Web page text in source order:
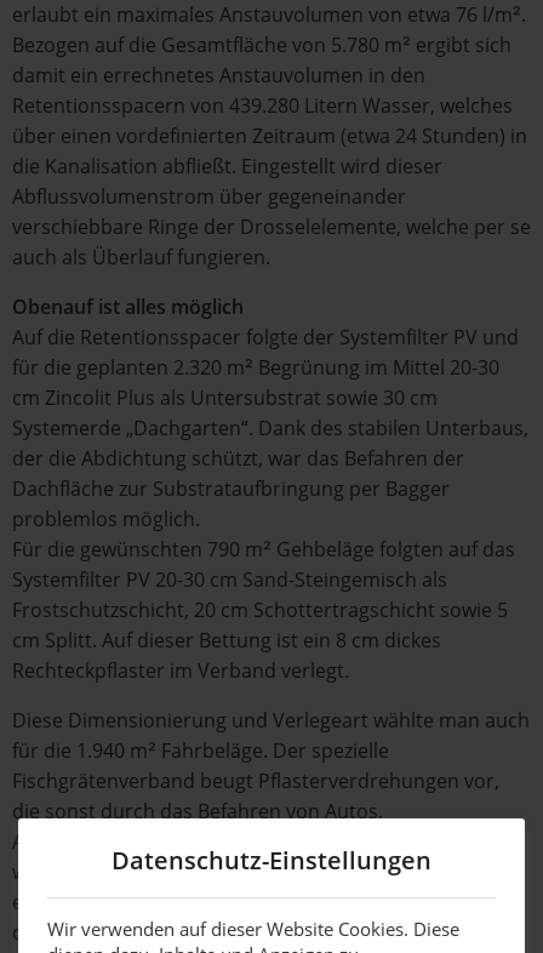
erlaubt ein maximales Anstauvolumen von etwa 76 l/m².
Bezogen auf die Gesamtfläche von 5.780 m² ergibt sich
damit ein errechnetes Anstauvolumen in den
Retentionsspacern von 439.280 Litern Wasser, welches
über einen vordefinierten Zeitraum (etwa 24 Stunden) in
die Kanalisation abfließt. Eingestellt wird dieser
Abflussvolumenstrom über gegeneinander
verschiebbare Ringe der Drosselelemente, welche per se
auch als Überlauf fungieren.
Obenauf ist alles möglich
Auf die Retentionsspacer folgte der Systemfilter PV und
für die geplanten 2.320 m² Begrünung im Mittel 20-30
cm Zincolit Plus als Untersubstrat sowie 30 cm
Systemerde „Dachgarten“. Dank des stabilen Unterbaus,
der die Abdichtung schützt, war das Befahren der
Dachfläche zur Substrataufbringung per Bagger
problemlos möglich.
Für die gewünschten 790 m² Gehbeläge folgten auf das
Systemfilter PV 20-30 cm Sand-Steingemisch als
Frostschutzschicht, 20 cm Schottertragschicht sowie 5
cm Splitt. Auf dieser Bettung ist ein 8 cm dickes
Rechteckpflaster im Verband verlegt.
Diese Dimensionierung und Verlegeart wählte man auch
für die 1.940 m² Fahrbeläge. Der spezielle
Fischgrätenverband beugt Pflasterverdrehungen vor,
die sonst durch das Befahren von Autos,
Abfallentsorger- und Feuerwehr-Fahrzeugen entstehen
würden. Darunter befindet sich mit 40-60 cm eine
entsprechend höhere Schottertragschicht sowie eine 5
cm Splitt-Bettung. Auf der Feuerwehraufstellfläche sind
Datenschutz-Einstellungen
Wir verwenden auf dieser Website Cookies. Diese